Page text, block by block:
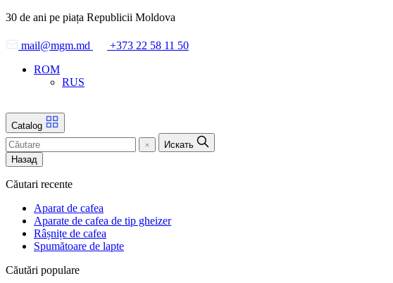
Skip
the
content
30 de ani pe piața Republicii Moldova
mail@mgm.md
+373 22 58 11 50
ROM
RUS
Catalog
Искать
Назад
Căutari recente
Aparat de cafea
Aparate de cafea de tip gheizer
Râșnițe de cafea
Spumătoare de lapte
Căutări populare